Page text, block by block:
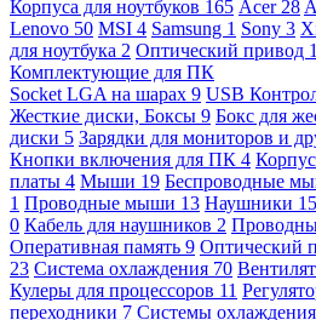
Корпуса для ноутбуков 165 Acer 28
Lenovo 50 MSI 4 Samsung 1 Sony 3
для ноутбука 2 Оптический привод
Комплектующие для ПК
Socket LGA на шарах 9 USB
Жесткие диски, Боксы 9 Бокс для
диски 5 Зарядки для мониторов и
Кнопки включения для ПК 4
платы 4 Мыши 19 Беспроводные
1 Проводные мыши 13 Наушники 15
0 Кабель для наушников 2
Оперативная память 9 Оптический
23 Система охлаждения 70
Кулеры для процессоров 11
переходники 7 Системы